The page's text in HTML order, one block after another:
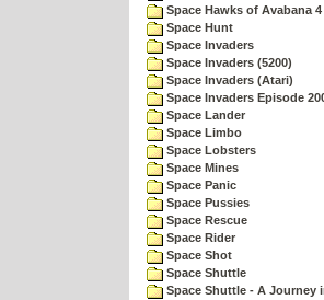
Space Hawks of Avabana 4
Space Hunt
Space Invaders
Space Invaders (5200)
Space Invaders (Atari)
Space Invaders Episode
Space Lander
Space Limbo
Space Lobsters
Space Mines
Space Panic
Space Pussies
Space Rescue
Space Rider
Space Shot
Space Shuttle
Space Shuttle - A Journey